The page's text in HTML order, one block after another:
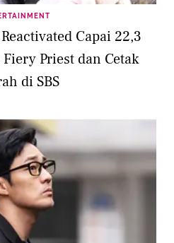
Capai 22,3
Priest dan Cetak
di SBS